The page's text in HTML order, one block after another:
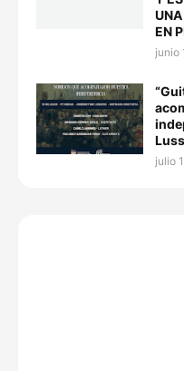
EN
junio
julio